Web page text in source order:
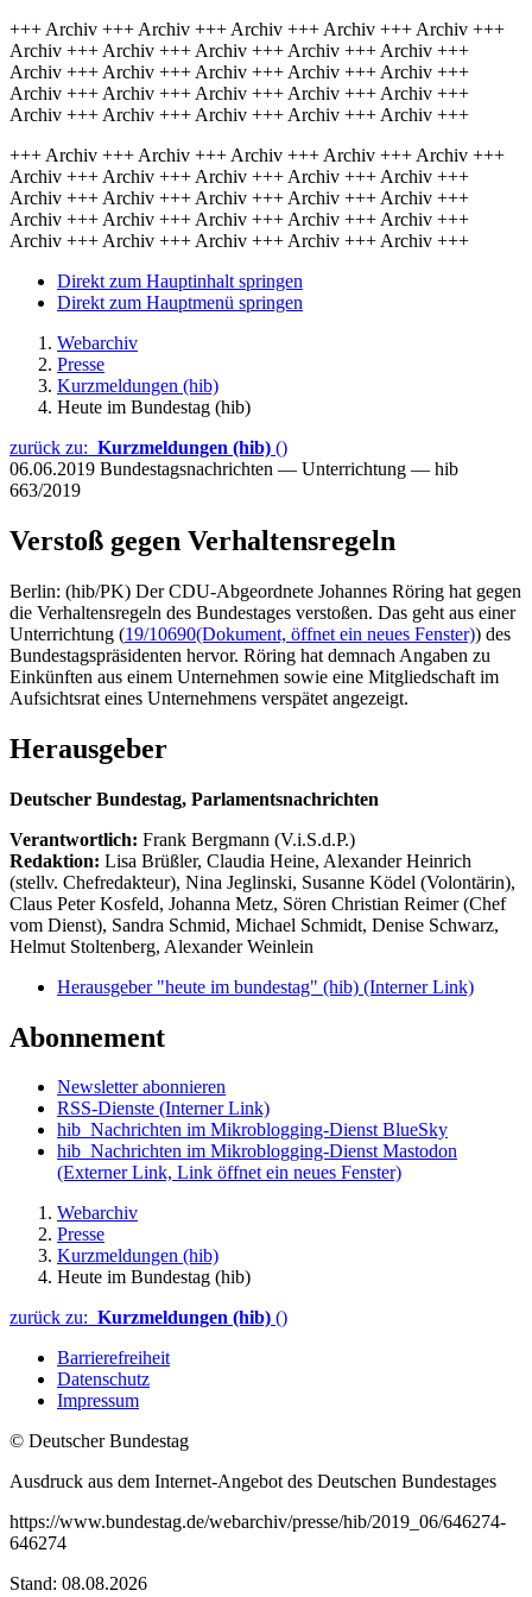
+++ Archiv +++ Archiv +++ Archiv +++ Archiv +++ Archiv +++
Archiv +++ Archiv +++ Archiv +++ Archiv +++ Archiv +++
Archiv +++ Archiv +++ Archiv +++ Archiv +++ Archiv +++
Archiv +++ Archiv +++ Archiv +++ Archiv +++ Archiv +++
Archiv +++ Archiv +++ Archiv +++ Archiv +++ Archiv +++
+++ Archiv +++ Archiv +++ Archiv +++ Archiv +++ Archiv +++
Archiv +++ Archiv +++ Archiv +++ Archiv +++ Archiv +++
Archiv +++ Archiv +++ Archiv +++ Archiv +++ Archiv +++
Archiv +++ Archiv +++ Archiv +++ Archiv +++ Archiv +++
Archiv +++ Archiv +++ Archiv +++ Archiv +++ Archiv +++
Direkt zum Hauptinhalt springen
Direkt zum Hauptmenü springen
Webarchiv
Presse
Kurzmeldungen (hib)
Heute im Bundestag (hib)
zurück zu: Kurzmeldungen (hib) ()
06.06.2019 Bundestagsnachrichten — Unterrichtung — hib
663/2019
Verstoß gegen Verhaltensregeln
Berlin: (hib/PK) Der CDU-Abgeordnete Johannes Röring hat gegen
die Verhaltensregeln des Bundestages verstoßen. Das geht aus einer
Unterrichtung (19/10690(Dokument, öffnet ein neues Fenster)) des
Bundestagspräsidenten hervor. Röring hat demnach Angaben zu
Einkünften aus einem Unternehmen sowie eine Mitgliedschaft im
Aufsichtsrat eines Unternehmens verspätet angezeigt.
Herausgeber
Deutscher Bundestag, Parlamentsnachrichten
Verantwortlich: Frank Bergmann (V.i.S.d.P.)
Redaktion: Lisa Brüßler, Claudia Heine, Alexander Heinrich
(stellv. Chefredakteur), Nina Jeglinski, Susanne Ködel (Volontärin),
Claus Peter Kosfeld, Johanna Metz, Sören Christian Reimer (Chef
vom Dienst), Sandra Schmid, Michael Schmidt, Denise Schwarz,
Helmut Stoltenberg, Alexander Weinlein
Herausgeber "heute im bundestag" (hib) (Interner Link)
Abonnement
Newsletter abonnieren
RSS-Dienste (Interner Link)
hib_Nachrichten im Mikroblogging-Dienst BlueSky
hib_Nachrichten im Mikroblogging-Dienst Mastodon
(Externer Link, Link öffnet ein neues Fenster)
Webarchiv
Presse
Kurzmeldungen (hib)
Heute im Bundestag (hib)
zurück zu: Kurzmeldungen (hib) ()
Barrierefreiheit
Datenschutz
Impressum
© Deutscher Bundestag
Ausdruck aus dem Internet-Angebot des Deutschen Bundestages
https://www.bundestag.de/webarchiv/presse/hib/2019_06/646274-
646274
Stand: 08.08.2026